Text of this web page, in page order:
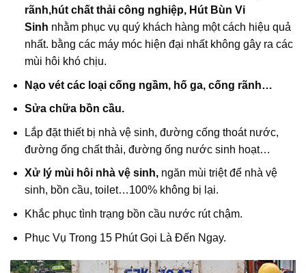
rãnh,hút chất thải công nghiệp, Hút Bùn Vi
Sinh nhằm phục vụ quý khách hàng một cách hiệu quả
nhất. bằng các máy móc hiện đại nhất không gây ra các
mùi hôi khó chịu.
Nạo vét các loại cống ngầm, hố ga, cống rãnh…
Sửa chữa bồn cầu.
Lắp đặt thiết bị nhà vệ sinh, đường cống thoát nước,
đường ống chất thải, đường ống nước sinh hoạt…
Xử lý mùi hôi nhà vệ sinh, ngăn mùi triệt để nhà vệ
sinh, bồn cầu, toilet…100% không bị lại.
Khắc phục tình trạng bồn cầu nước rút chậm.
Phục Vụ Trong 15 Phút Gọi Là Đến Ngay.